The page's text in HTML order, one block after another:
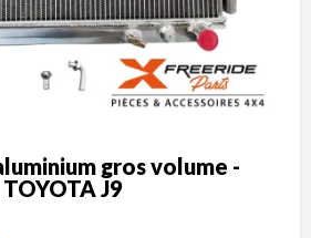
gros volume -
TOYOTA J9